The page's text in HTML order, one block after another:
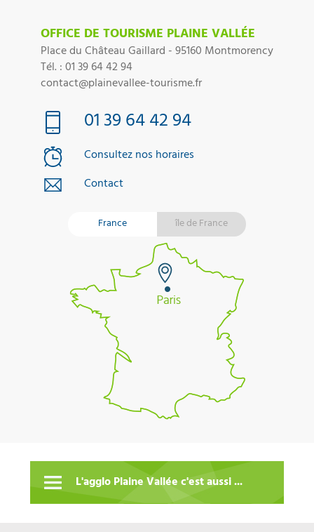
OFFICE DE TOURISME PLAINE VALLÉE
Place du Château Gaillard - 95160 Montmorency
Tél. : 01 39 64 42 94
contact@plainevallee-tourisme.fr
01 39 64 42 94
Consultez nos horaires
Contact
France île de France
L'agglo Plaine Vallée c'est aussi ...